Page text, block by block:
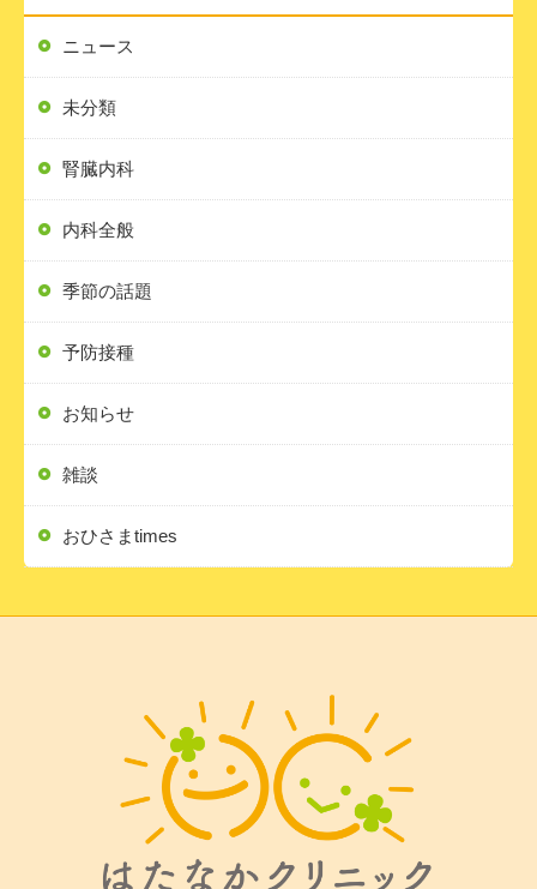
ニュース
未分類
腎臓内科
内科全般
季節の話題
予防接種
お知らせ
雑談
おひさまtimes